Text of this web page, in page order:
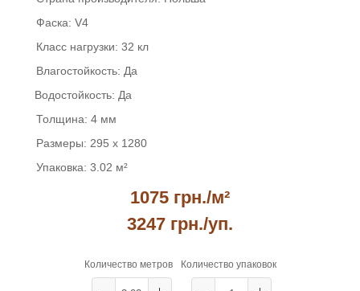
Фаска: V4
Класс нагрузки: 32 кл
Влагостойкость: Да
Водостойкость: Да
Толщина: 4 мм
Размеры: 295 x 1280
Упаковка: 3.02 м²
1075 грн./м²
3247 грн./уп.
Количество метров Количество упаковок